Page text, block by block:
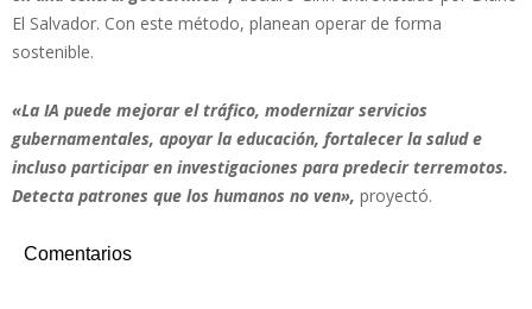
El Salvador. Con este método, planean operar de forma
sostenible.
«La IA puede mejorar el tráfico, modernizar servicios
gubernamentales, apoyar la educación, fortalecer la salud e
incluso participar en investigaciones para predecir terremotos.
Detecta patrones que los humanos no ven», proyectó.
Comentarios